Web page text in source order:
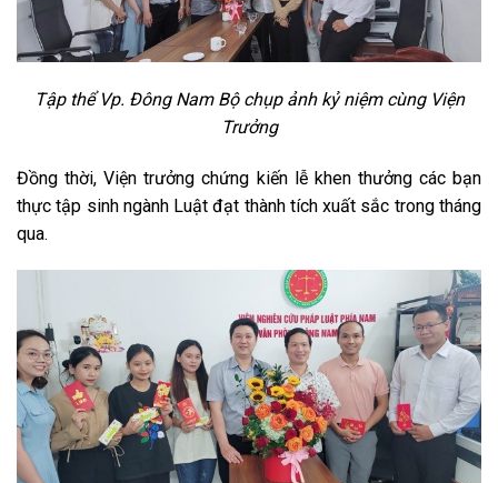
Tập thể Vp. Đông Nam Bộ chụp ảnh kỷ niệm cùng Viện
Trưởng
Đồng thời, Viện trưởng chứng kiến lễ khen thưởng các bạn
thực tập sinh ngành Luật đạt thành tích xuất sắc trong tháng
qua.